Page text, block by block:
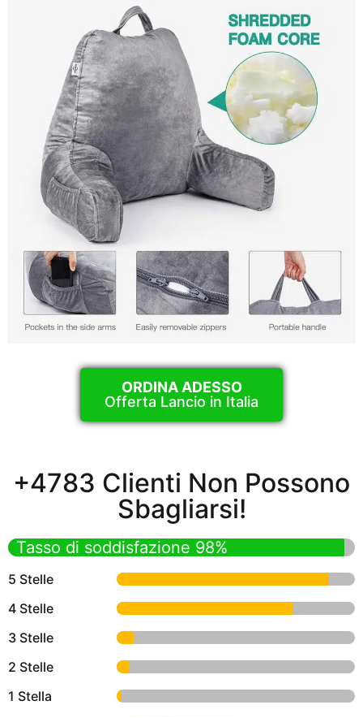
ORDINA ADESSO
Offerta Lancio in Italia
+4783 Clienti Non Possono
Sbagliarsi!
Tasso di soddisfazione 98%
5 Stelle
4 Stelle
3 Stelle
2 Stelle
1 Stella